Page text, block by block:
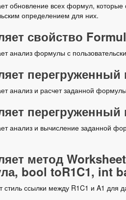
обновление всех формул, которые
определением для них.
свойство
анализ формулы с
анализ и расчет заданной
анализ и вычисление заданной
метод
bool toR1C1, int
стиль ссылки между R1C1 и A1 для